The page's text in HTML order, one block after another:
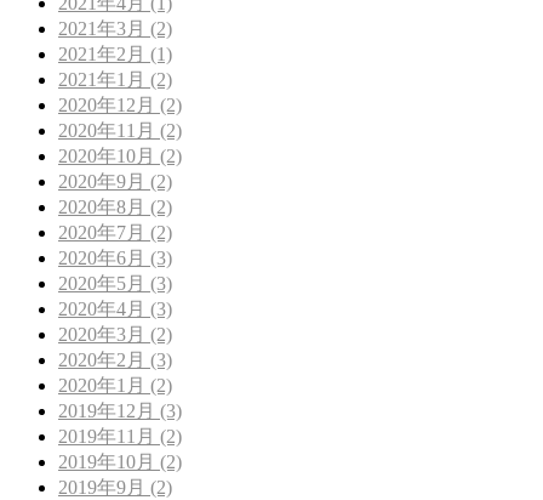
2021年3月 (2)
2021年2月 (1)
2021年1月 (2)
2020年12月 (2)
2020年11月 (2)
2020年10月 (2)
2020年9月 (2)
2020年8月 (2)
2020年7月 (2)
2020年6月 (3)
2020年5月 (3)
2020年4月 (3)
2020年3月 (2)
2020年2月 (3)
2020年1月 (2)
2019年12月 (3)
2019年11月 (2)
2019年10月 (2)
2019年9月 (2)